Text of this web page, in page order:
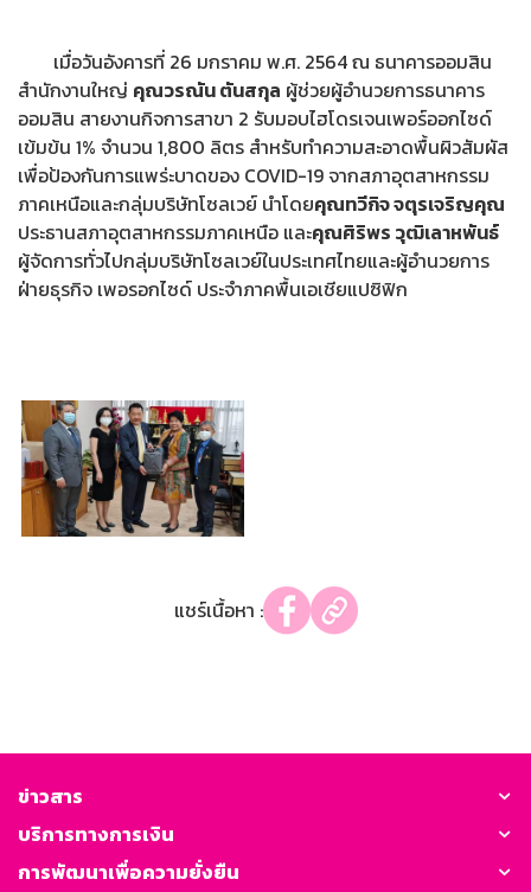
เมื่อวันอังคารที่ 26 มกราคม พ.ศ. 2564 ณ ธนาคารออมสิน
สำนักงานใหญ่ คุณวรณัน ตันสกุล ผู้ช่วยผู้อำนวยการธนาคาร
ออมสิน สายงานกิจการสาขา 2 รับมอบไฮโดรเจนเพอร์ออกไซด์
เข้มข้น 1% จำนวน 1,800 ลิตร สำหรับทำความสะอาดพื้นผิวสัมผัส
เพื่อป้องกันการแพร่ะบาดของ COVID-19 จากสภาอุตสาหกรรม
ภาคเหนือและกลุ่มบริษัทโซลเวย์ นำโดยคุณทวีกิจ จตุรเจริญคุณ
ประธานสภาอุตสาหกรรมภาคเหนือ และคุณศิริพร วุฒิเลาหพันธ์
ผู้จัดการทั่วไปกลุ่มบริษัทโซลเวย์ในประเทศไทยและผู้อำนวยการ
ฝ่ายธุรกิจ เพอรอกไซด์ ประจำภาคพื้นเอเชียแปซิฟิก
แชร์เนื้อหา :
ข่าวสาร
บริการทางการเงิน
การพัฒนาเพื่อความยั่งยืน